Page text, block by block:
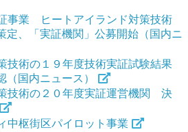
事業 ヒートアイランド対策技術
定、「実証機関」公募開始（国内ニ
技術の１９年度技術実証試験結果
国内ニュース）
技術の２０年度実証運営機関 決
枢街区パイロット事業